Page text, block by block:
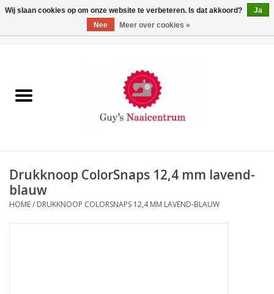
Machines
Paspoppen
Drukknoop ColorSnaps 12,4 mm lavend-
blauw
HOME/ DRUKKNOOP COLORSNAPS 12,4 MM LAVEND-BLAUW
Wij slaan cookies op om onze website te verbeteren. Is dat akkoord?
Ja
Nee
Meer over cookies »